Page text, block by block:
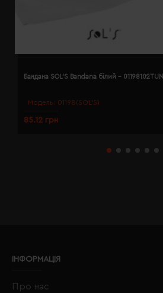
Модель: 01198(SOL’S)
Бандана SOL'S Bandana білий - 01198102TUN
85.12 грн
ІНФОРМАЦІЯ
Про нас